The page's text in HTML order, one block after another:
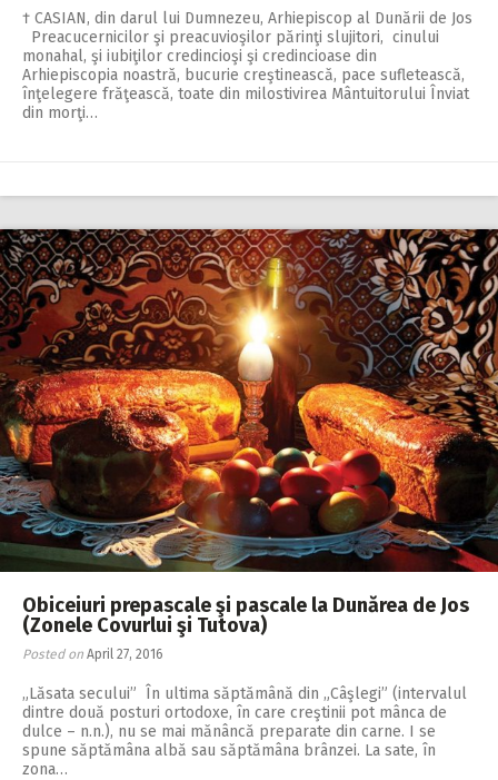
† CASIAN, din darul lui Dumnezeu, Arhiepiscop al Dunării de Jos
Preacucernicilor şi preacuvioşilor părinţi slujitori, cinului
monahal, şi iubiţilor credincioşi şi credincioase din
Arhiepiscopia noastră, bucurie creştinească, pace sufletească,
înţelegere frăţească, toate din milostivirea Mântuitorului Înviat
din morţi…
Obiceiuri prepascale şi pascale la Dunărea de Jos
(Zonele Covurlui şi Tutova)
Posted on April 27, 2016
„Lăsata secului” În ultima săptămână din „Câşlegi” (intervalul
dintre două posturi ortodoxe, în care creştinii pot mânca de
dulce – n.n.), nu se mai mănâncă preparate din carne. I se
spune săptămâna albă sau săptămâna brânzei. La sate, în
zona…